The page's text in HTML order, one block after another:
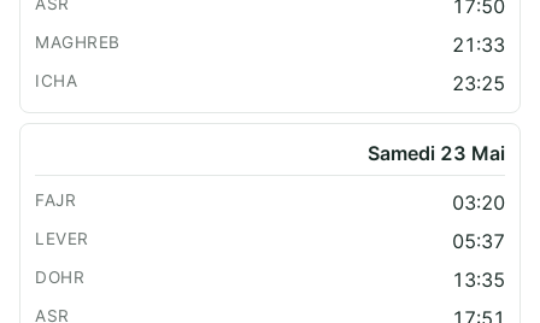
17:50
21:33
23:25
Samedi 23 Mai
03:20
05:37
13:35